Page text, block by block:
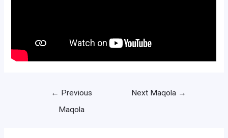
← Previous
Maqola
Next Maqola →